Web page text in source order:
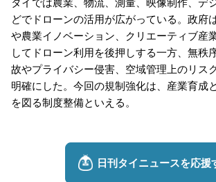
タイでは農業、物流、測量、映像制作、デ
どでドローンの活用が広がっている。政府
や農業イノベーション、クリエーティブ産
してドローン利用を後押しする一方、無秩
故やプライバシー侵害、空域管理上のリス
明確にした。今回の規制強化は、産業育成
を図る制度整備といえる。